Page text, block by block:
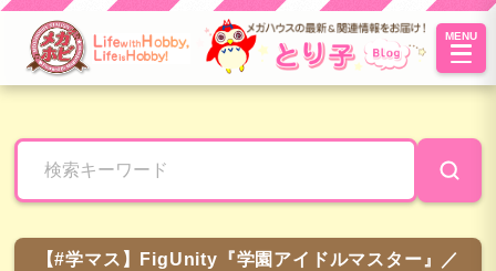
とり子ブ
ログへよ
うこそ！
【#学マス】FigUnity『学園アイドルマスター』／
MENU